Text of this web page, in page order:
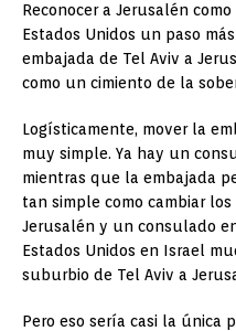
Reconocer a Jerusalén
Estados Unidos un paso
embajada de Tel Aviv a
como un cimiento de la
Logísticamente, mover la
muy simple. Ya hay un
mientras que la embajada
tan simple como cambiar
Jerusalén y un consulado
Estados Unidos en Israel
suburbio de Tel Aviv a
Pero eso sería casi la única